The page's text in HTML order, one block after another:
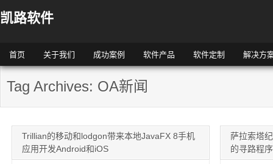
凯路软件
首页 关于我们 成功案例 软件产品 软件定制 解决方
Tag Archives: OA新闻
Trillian的移动和lodgon带来本地JavaFX 8手机
应用开发Android和iOS
萨拉索塔
的寻路程序